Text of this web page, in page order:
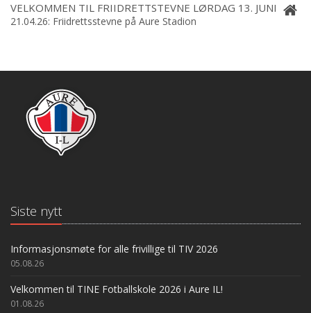
VELKOMMEN TIL FRIIDRETTSTEVNE LØRDAG 13. JUNI
21.04.26: Friidrettsstevne på Aure Stadion
Siste nytt
Informasjonsmøte for alle frivillige til TIV 2026
05.08.26
Velkommen til TINE Fotballskole 2026 i Aure IL!
01.08.26